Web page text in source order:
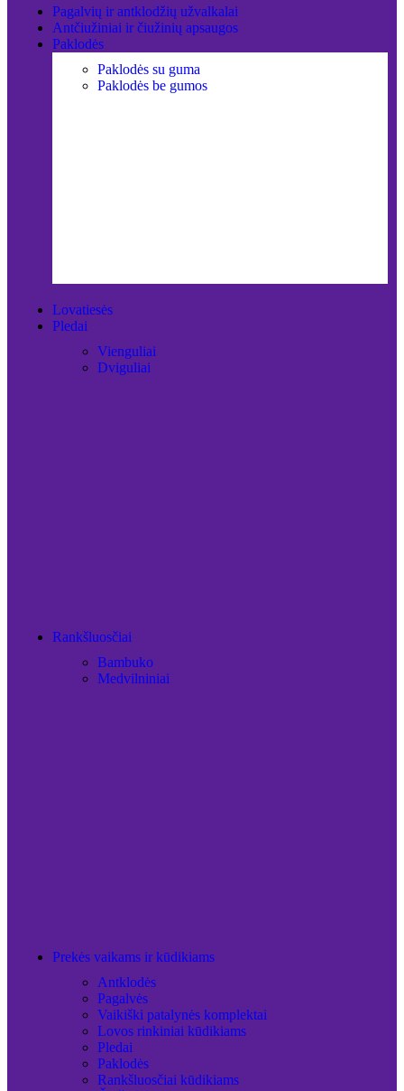
Pagalvių ir antklodžių užvalkalai
Antčiužiniai ir čiužinių apsaugos
Paklodės
Paklodės su guma
Paklodės be gumos
Lovatiesės
Pledai
Vienguliai
Dviguliai
Rankšluosčiai
Bambuko
Medvilniniai
Prekės vaikams ir kūdikiams
Antklodės
Pagalvės
Vaikiški patalynės komplektai
Lovos rinkiniai kūdikiams
Pledai
Paklodės
Rankšluosčiai kūdikiams